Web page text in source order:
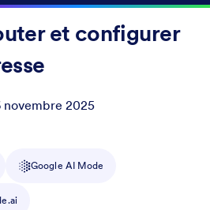
et configurer
novembre 2025
Google AI Mode